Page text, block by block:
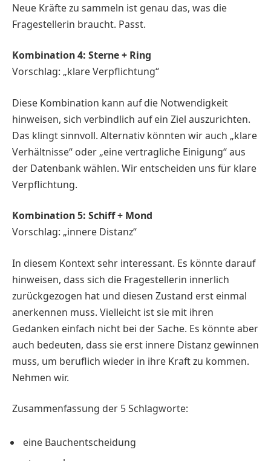
Neue Kräfte zu sammeln ist genau das, was die
Fragestellerin braucht. Passt.
Kombination 4: Sterne + Ring
Vorschlag: „klare Verpflichtung“
Diese Kombination kann auf die Notwendigkeit
hinweisen, sich verbindlich auf ein Ziel auszurichten.
Das klingt sinnvoll. Alternativ könnten wir auch „klare
Verhältnisse“ oder „eine vertragliche Einigung“ aus
der Datenbank wählen. Wir entscheiden uns für klare
Verpflichtung.
Kombination 5: Schiff + Mond
Vorschlag: „innere Distanz“
In diesem Kontext sehr interessant. Es könnte darauf
hinweisen, dass sich die Fragestellerin innerlich
zurückgezogen hat und diesen Zustand erst einmal
anerkennen muss. Vielleicht ist sie mit ihren
Gedanken einfach nicht bei der Sache. Es könnte aber
auch bedeuten, dass sie erst innere Distanz gewinnen
muss, um beruflich wieder in ihre Kraft zu kommen.
Nehmen wir.
Zusammenfassung der 5 Schlagworte:
eine Bauchentscheidung